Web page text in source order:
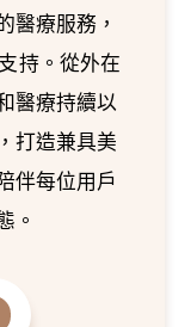
醫療服務，
持。從外在
醫療持續以
打造兼具美
伴每位用戶
。